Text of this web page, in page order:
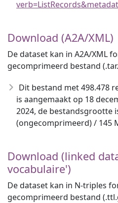
Download (A2A/XML)
De dataset kan in A2A/XML
gecomprimeerd bestand
Dit bestand met 498.478
is aangemaakt op 18
2024, de bestandsgrootte
(ongecomprimeerd) / 145
Download (linked
vocabulaire')
De dataset kan in N-triples
gecomprimeerd bestand